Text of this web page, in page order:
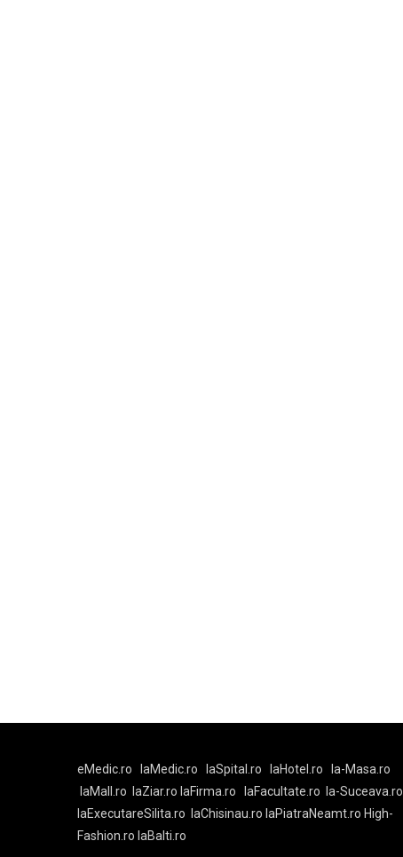
eMedic.ro laMedic.ro laSpital.ro laHotel.ro
la-Masa.ro
laMall.ro
laZiar.ro laFirma.ro laFacultate.ro
la-Suceava.ro
laExecutareSilita.ro
laChisinau.ro laPiatraNeamt.ro High-
Fashion.ro laBalti.ro